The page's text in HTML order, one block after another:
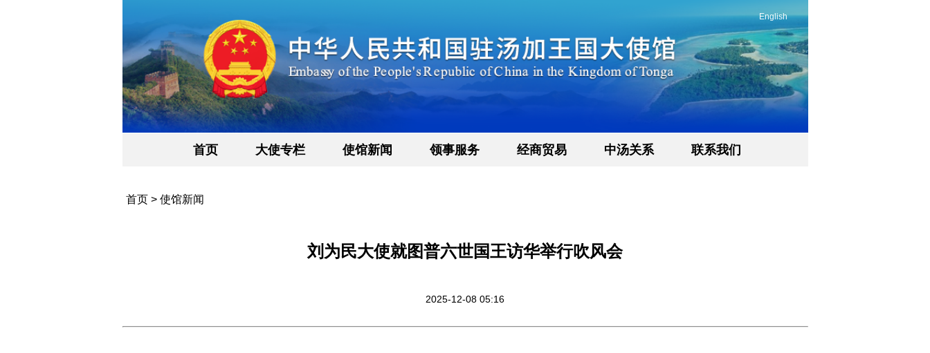
English
首页 大使专栏 使馆新闻 领事服务 经商贸易 中汤关系 联系我们
首页> 使馆新闻
刘为民大使就图普六世国王访华举行吹风会
2025-12-08 05:16